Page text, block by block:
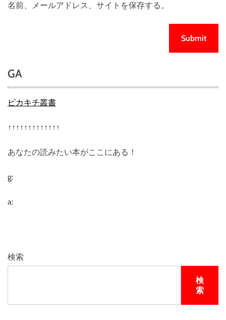
名前、メールアドレス、サイトを保存する。
GA
ピカキチ叢書
↑↑↑↑↑↑↑↑↑↑↑↑↑
あなたの読みたい本がここにある！
g:
a:
検索
検
索